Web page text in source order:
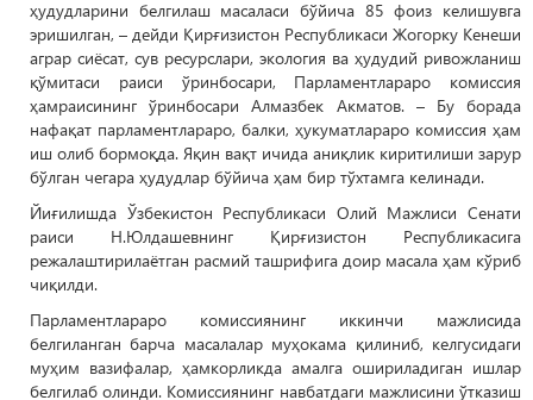
ҳудудларини белгилаш масаласи бўйича 85 фоиз келишувга
эришилган, – дейди Қирғизистон Республикаси Жогорку Кенеши
аграр сиёсат, сув ресурслари, экология ва ҳудудий ривожланиш
қўмитаси раиси ўринбосари, Парламентлараро комиссия
ҳамраисининг ўринбосари Алмазбек Акматов. – Бу борада
нафақат парламентлараро, балки, ҳукуматлараро комиссия ҳам
иш олиб бормоқда. Яқин вақт ичида аниқлик киритилиши зарур
бўлган чегара ҳудудлар бўйича ҳам бир тўхтамга келинади.
Йиғилишда Ўзбекистон Республикаси Олий Мажлиси Сенати
раиси Н.Юлдашевнинг Қирғизистон Республикасига
режалаштирилаётган расмий ташрифига доир масала ҳам кўриб
чиқилди.
Парламентлараро комиссиянинг иккинчи мажлисида
белгиланган барча масалалар муҳокама қилиниб, келгусидаги
муҳим вазифалар, ҳамкорликда амалга ошириладиган ишлар
белгилаб олинди. Комиссиянинг навбатдаги мажлисини ўтказиш